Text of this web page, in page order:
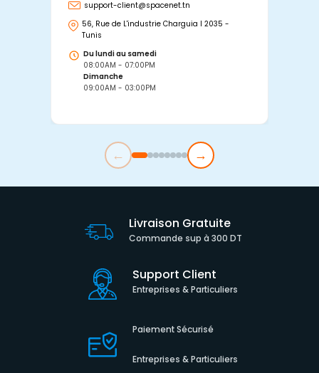
support-client@spacenet.tn
56, Rue de L'industrie Charguia I 2035 -
Tunis
Du lundi au samedi
08:00AM - 07:00PM
Dimanche
09:00AM - 03:00PM
← →
Livraison Gratuite
Commande sup à 300 DT
Support Client
Entreprises & Particuliers
Paiement Sécurisé
Entreprises & Particuliers